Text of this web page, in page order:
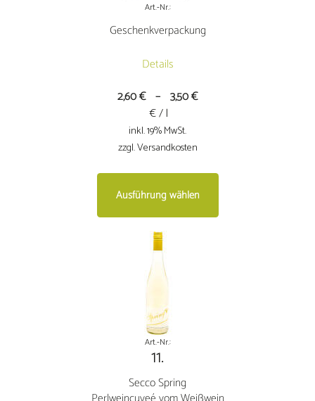
Art.-Nr.:
Geschenkverpackung
Details
2,60€ – 3,50€
€ / l
inkl. 19% MwSt.
zzgl. Versandkosten
Ausführung wählen
Dieses
weist
gewählt
Art.-Nr.:
11.
Secco Spring